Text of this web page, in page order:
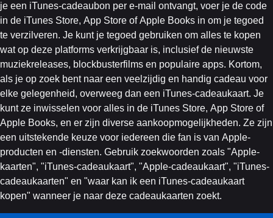
je een iTunes-cadeaubon per e-mail ontvangt, voer je de code
in de iTunes Store, App Store of Apple Books in om je tegoed
te verzilveren. Je kunt je tegoed gebruiken om alles te kopen
wat op deze platforms verkrijgbaar is, inclusief de nieuwste
muziekreleases, blockbusterfilms en populaire apps. Kortom,
als je op zoek bent naar een veelzijdig en handig cadeau voor
elke gelegenheid, overweeg dan een iTunes-cadeaukaart. Je
kunt ze inwisselen voor alles in de iTunes Store, App Store of
Apple Books, en er zijn diverse aankoopmogelijkheden. Ze zijn
een uitstekende keuze voor iedereen die fan is van Apple-
producten en -diensten. Gebruik zoekwoorden zoals "Apple-
kaarten", "iTunes-cadeaukaart", "Apple-cadeaukaart", "iTunes-
cadeaukaarten" en "waar kan ik een iTunes-cadeaukaart
kopen" wanneer je naar deze cadeaukaarten zoekt.